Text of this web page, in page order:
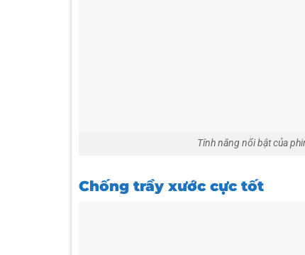
Tính năng nổi bật của
Chống trầy xước cực tốt